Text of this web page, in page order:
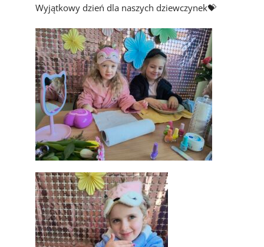
Wyjątkowy dzień dla naszych dziewczynek💝